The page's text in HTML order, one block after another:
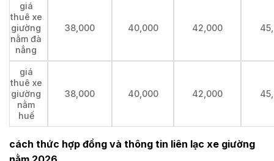
giá
thuê xe
giường
nằm đà
nẳng
38,000 40,000 42,000
giá
thuê xe
giường
nằm
huế
38,000 40,000 42,000
cách thức hợp đồng và thông tin liên lạc xe giường